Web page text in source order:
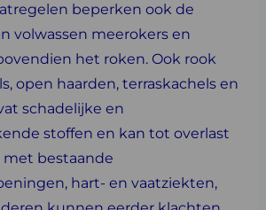
beperken ook de
volwassen meerokers en
het roken. Ook rook
open haarden, terraskachels en
schadelijke en
stoffen en kan tot overlast
met bestaande
hart- en vaatziekten,